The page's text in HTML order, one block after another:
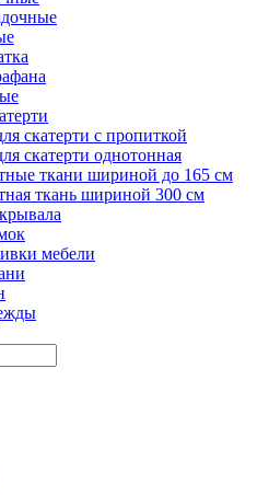
скатерти с пропиткой
скатерти однотонная
ткани шириной до 165 см
ткань шириной 300 см
мебели